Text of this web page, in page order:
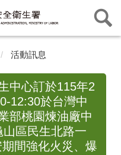
活動訊息
中心訂於115年2
12:30於台灣中
部桃園煉油廠中
區民生北路一
間強化火災、爆